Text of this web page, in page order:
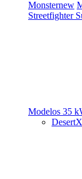
Monsternew
Streetfighter
Modelos 35
DesertX